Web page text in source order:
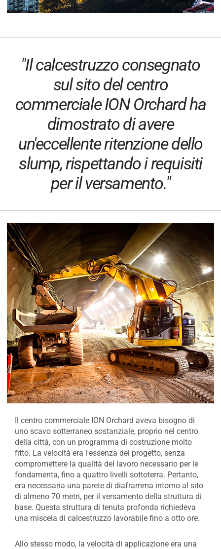
"Il calcestruzzo consegnato
sul sito del centro
commerciale ION Orchard ha
dimostrato di avere
un'eccellente ritenzione dello
slump, rispettando i requisiti
per il versamento."
Il centro commerciale ION Orchard aveva bisogno di
uno scavo sotterraneo sostanziale, proprio nel centro
della città, con un programma di costruzione molto
fitto. La velocità era l'essenza del progetto, senza
compromettere la qualità del lavoro necessario per le
fondamenta, fino a quattro livelli sottoterra. Pertanto,
era necessaria una parete di diaframma intorno al sito
di almeno 70 metri, per il versamento della struttura di
base. Questa struttura di tenuta profonda richiedeva
una miscela di calcestruzzo lavorabile fino a otto ore.
Allo stesso modo, la velocità di applicazione era una